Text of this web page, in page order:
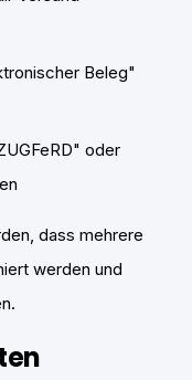
Beleg"
oder
dass mehrere
werden und